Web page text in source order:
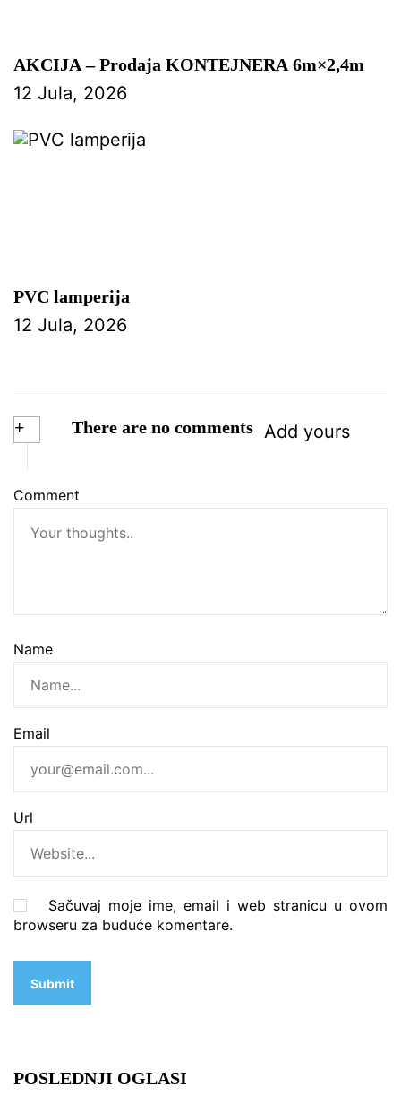
AKCIJA – Prodaja KONTEJNERA 6m×2,4m
12 Jula, 2026
PVC lamperija
12 Jula, 2026
+ There are no comments Add yours
Comment
Name
Email
Url
Sačuvaj moje ime, email i web stranicu u ovom
browseru za buduće komentare.
POSLEDNJI OGLASI